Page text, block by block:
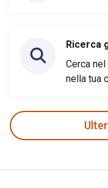
Ricerca
Cerca
nella tua